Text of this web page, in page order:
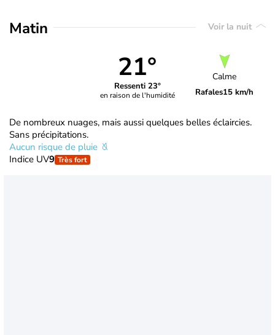
Matin Voir la nuit
21°
Ressenti 23°
en raison de l'humidité
Calme
Rafales15 km/h
De nombreux nuages, mais aussi quelques belles éclaircies.
Sans précipitations.
Aucun risque de pluie
Indice UV9 Très fort